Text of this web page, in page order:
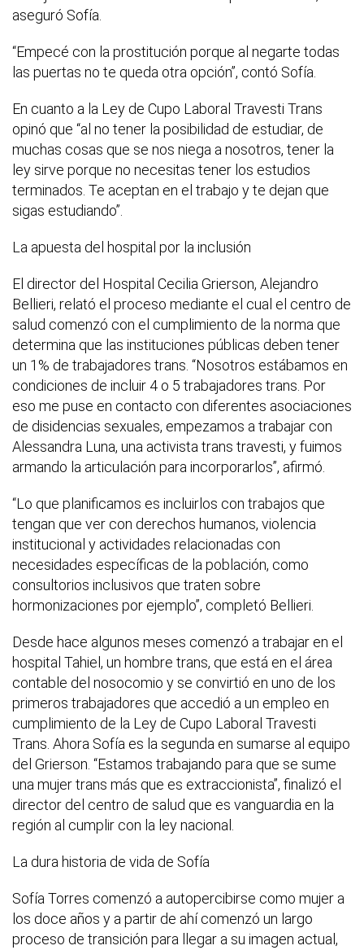
aseguró Sofía.
“Empecé con la prostitución porque al negarte todas
las puertas no te queda otra opción”, contó Sofía.
En cuanto a la Ley de Cupo Laboral Travesti Trans
opinó que “al no tener la posibilidad de estudiar, de
muchas cosas que se nos niega a nosotros, tener la
ley sirve porque no necesitas tener los estudios
terminados. Te aceptan en el trabajo y te dejan que
sigas estudiando”.
La apuesta del hospital por la inclusión
El director del Hospital Cecilia Grierson, Alejandro
Bellieri, relató el proceso mediante el cual el centro de
salud comenzó con el cumplimiento de la norma que
determina que las instituciones públicas deben tener
un 1% de trabajadores trans. “Nosotros estábamos en
condiciones de incluir 4 o 5 trabajadores trans. Por
eso me puse en contacto con diferentes asociaciones
de disidencias sexuales, empezamos a trabajar con
Alessandra Luna, una activista trans travesti, y fuimos
armando la articulación para incorporarlos”, afirmó.
“Lo que planificamos es incluirlos con trabajos que
tengan que ver con derechos humanos, violencia
institucional y actividades relacionadas con
necesidades específicas de la población, como
consultorios inclusivos que traten sobre
hormonizaciones por ejemplo”, completó Bellieri.
Desde hace algunos meses comenzó a trabajar en el
hospital Tahiel, un hombre trans, que está en el área
contable del nosocomio y se convirtió en uno de los
primeros trabajadores que accedió a un empleo en
cumplimiento de la Ley de Cupo Laboral Travesti
Trans. Ahora Sofía es la segunda en sumarse al equipo
del Grierson. “Estamos trabajando para que se sume
una mujer trans más que es extraccionista”, finalizó el
director del centro de salud que es vanguardia en la
región al cumplir con la ley nacional.
La dura historia de vida de Sofía
Sofía Torres comenzó a autopercibirse como mujer a
los doce años y a partir de ahí comenzó un largo
proceso de transición para llegar a su imagen actual,